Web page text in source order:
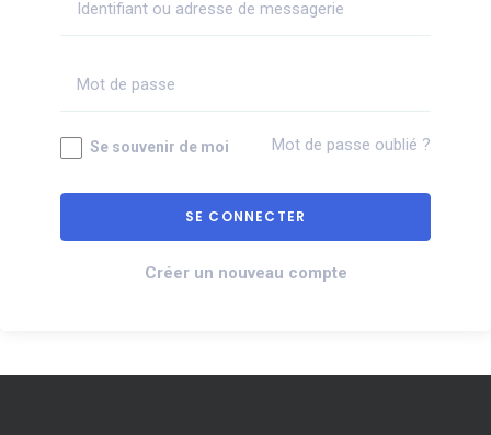
Se souvenir de moi Mot de passe oublié ?
Créer un nouveau compte